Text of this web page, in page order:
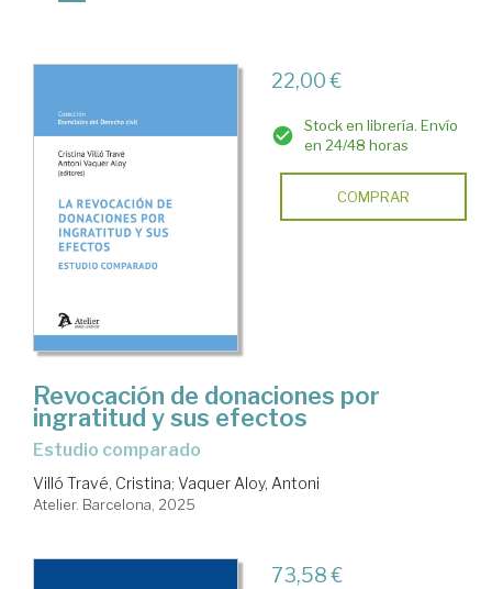
22,00 €
Stock en librería. Envío
en 24/48 horas
COMPRAR
Revocación de donaciones por
ingratitud y sus efectos
Estudio comparado
Villó Travé, Cristina; Vaquer Aloy, Antoni
Atelier. Barcelona, 2025
73,58 €